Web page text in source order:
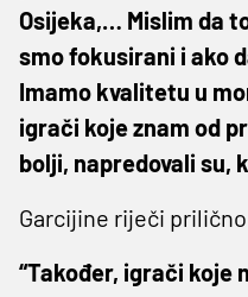
Osijeka,… Mislim da
smo fokusirani i ako
Imamo kvalitetu u
igrači koje znam od
bolji, napredovali su,
Garcijine riječi
“Također, igrači koje